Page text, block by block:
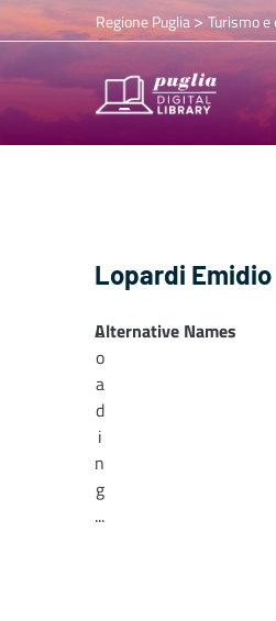
Regione Puglia> Turismo e
Lopardi Emidio
L
o
a
d
i
n
g
...
Alternative Names